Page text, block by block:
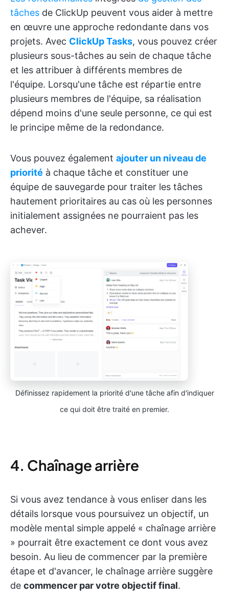
tâches de ClickUp peuvent vous aider à mettre
en œuvre une approche redondante dans vos
projets. Avec ClickUp Tasks, vous pouvez créer
plusieurs sous-tâches au sein de chaque tâche
et les attribuer à différents membres de
l'équipe. Lorsqu'une tâche est répartie entre
plusieurs membres de l'équipe, sa réalisation
dépend moins d'une seule personne, ce qui est
le principe même de la redondance.
Vous pouvez également ajouter un niveau de
priorité à chaque tâche et constituer une
équipe de sauvegarde pour traiter les tâches
hautement prioritaires au cas où les personnes
initialement assignées ne pourraient pas les
achever.
Définissez rapidement la priorité d'une tâche afin d'indiquer
ce qui doit être traité en premier.
4. Chaînage arrière
Si vous avez tendance à vous enliser dans les
détails lorsque vous poursuivez un objectif, un
modèle mental simple appelé « chaînage arrière
» pourrait être exactement ce dont vous avez
besoin. Au lieu de commencer par la première
étape et d'avancer, le chaînage arrière suggère
de commencer par votre objectif final.